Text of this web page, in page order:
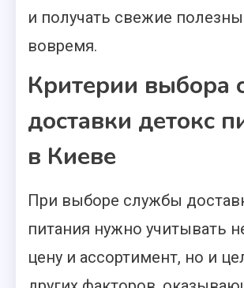
и получать свежие
вовремя.
Критерии выбора
доставки детокс
в Киеве
При выборе службы
питания нужно учитывать
цену и ассортимент, но и